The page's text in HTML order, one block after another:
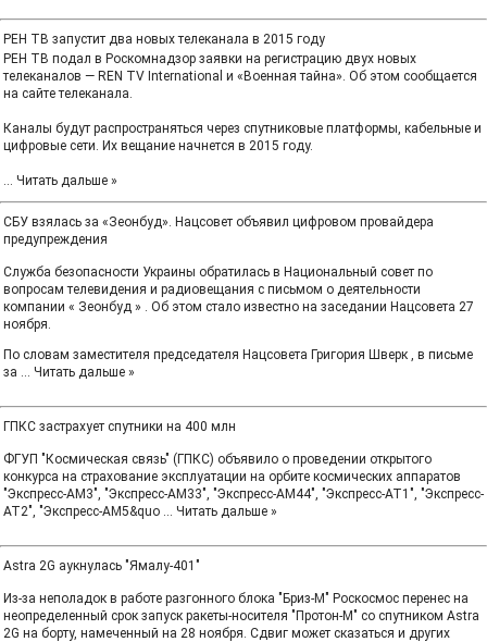
РЕН ТВ запустит два новых телеканала в 2015 году
РЕН ТВ подал в Роскомнадзор заявки на регистрацию двух новых
телеканалов — REN TV International и «Военная тайна». Об этом сообщается
на сайте телеканала.
Каналы будут распространяться через спутниковые платформы, кабельные и
цифровые сети. Их вещание начнется в 2015 году.
... Читать дальше »
СБУ взялась за «Зеонбуд». Нацсовет объявил цифровом провайдера
предупреждения
Служба безопасности Украины обратилась в Национальный совет по
вопросам телевидения и радиовещания с письмом о деятельности
компании « Зеонбуд » . Об этом стало известно на заседании Нацсовета 27
ноября.
По словам заместителя председателя Нацсовета Григория Шверк , в письме
за ... Читать дальше »
ГПКС застрахyет спутники на 400 млн
ФГУП "Космическая связь" (ГПКС) объявило о проведении открытого
конкурса на страхование эксплуатации на орбите космических аппаратов
"Экспресс-АМ3", "Экспресс-АМ33", "Экспресс-АМ44", "Экспресс-АТ1", "Экспресс-
АТ2", "Экспресс-АМ5&quo ... Читать дальше »
Astra 2G аукнулась "Ямалу-401"
Из-за неполадок в работе разгонного блока "Бриз-М" Роскосмос перенес на
неопределенный срок запуск ракеты-носителя "Протон-М" со спутником Astra
2G на борту, намеченный на 28 ноября. Сдвиг может сказаться и других